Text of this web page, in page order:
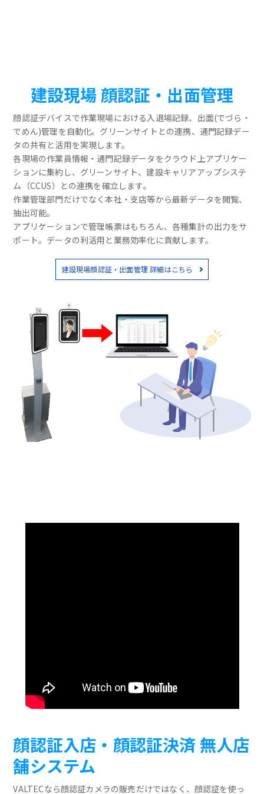
建設現場 顔認証・出面管理
顔認証デバイスで作業現場における入退場記録、出面(でづら・
でめん)管理を自動化。グリーンサイトとの連携、通門記録デー
タの共有と活用を実現します。
各現場の作業員情報・通門記録データをクラウド上アプリケー
ションに集約し、グリーンサイト、建設キャリアアップシステ
ム（CCUS）との連携を確立します。
作業管理部門だけでなく本社・支店等から最新データを閲覧、
抽出可能。
アプリケーションで管理帳票はもちろん、各種集計の出力をサ
ポート。データの利活用と業務効率化に貢献します。
建設現場顔認証・出面管理 詳細はこちら
顔認証入店・顔認証決済 無人店
舗システム
VALTECなら顔認証カメラの販売だけではなく、顔認証を使っ